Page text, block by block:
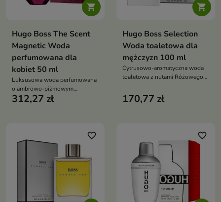

Hugo Boss The Scent
Magnetic Woda
perfumowana dla
kobiet 50 ml
Luksusowa woda perfumowana
o ambrowo-piżmowym
charakterze z osmantusem,
312,27 zł

Hugo Boss Selection
Woda toaletowa dla
mężczyzn 100 ml
Cytrusowo-aromatyczna woda
toaletowa z nutami Różowego
elegancka i męska na każdą
okazję
170,77 zł
favorite_border favorite_border